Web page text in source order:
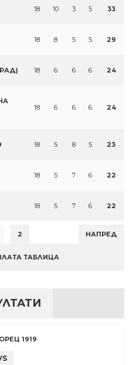
18 10 3 5 33
18 8 5 5 29
18 6 6 6 24
18 6 6 6 24
18 5 8 5 23
18 5 7 6 22
18 5 7 6 22
2 НАПРЕД
ТАБЛИЦА
1919